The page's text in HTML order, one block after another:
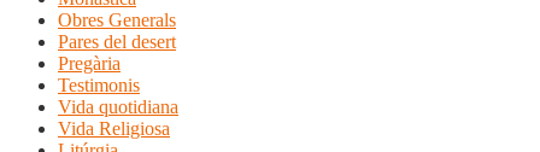
Obres Generals
Pares del desert
Pregària
Testimonis
Vida quotidiana
Vida Religiosa